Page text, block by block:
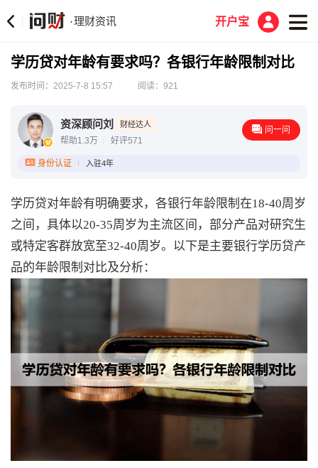
·理财资讯 开户宝
学历贷对年龄有要求吗？各银行年龄限制对比
发布时间：2025-7-8 15:57 阅读：921
资深顾问刘 财经达人
帮助1.3万 好评571
问一问
身份认证 入驻4年
学历贷对年龄有明确要求，各银行年龄限制在18-40周岁
之间，具体以20-35周岁为主流区间，部分产品对研究生
或特定客群放宽至32-40周岁。以下是主要银行学历贷产
品的年龄限制对比及分析：